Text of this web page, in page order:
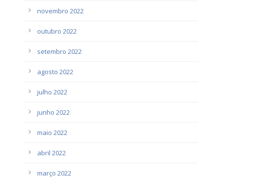
novembro 2022
outubro 2022
setembro 2022
agosto 2022
julho 2022
junho 2022
maio 2022
abril 2022
março 2022